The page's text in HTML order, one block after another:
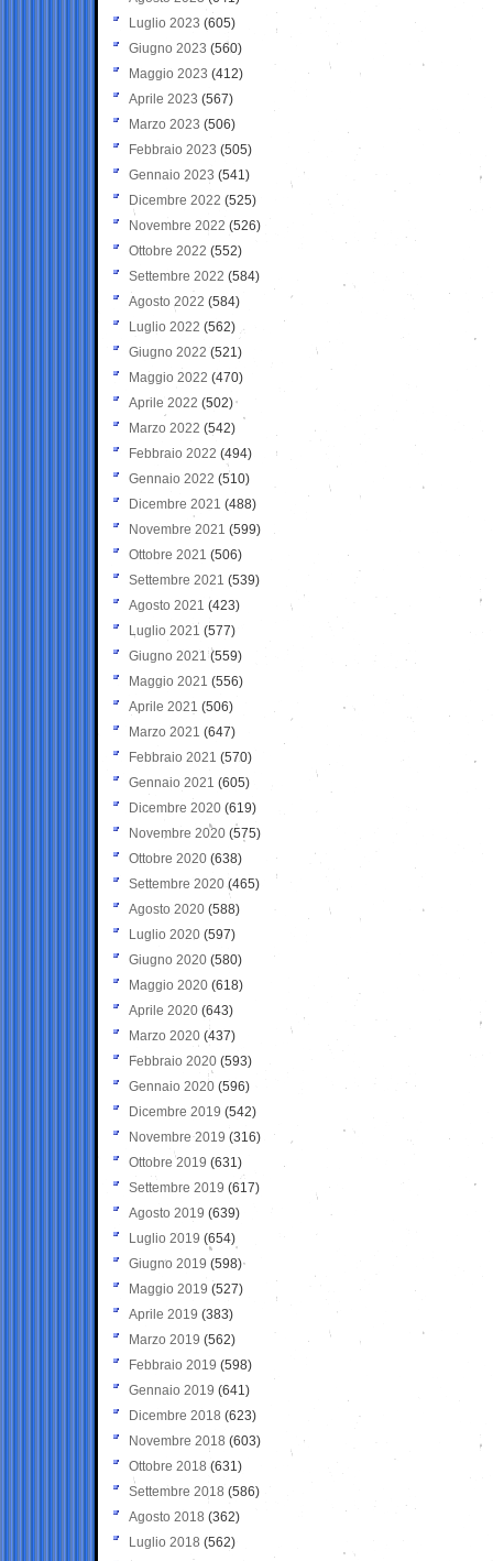
Luglio 2023 (605)
Giugno 2023 (560)
Maggio 2023 (412)
Aprile 2023 (567)
Marzo 2023 (506)
Febbraio 2023 (505)
Gennaio 2023 (541)
Dicembre 2022 (525)
Novembre 2022 (526)
Ottobre 2022 (552)
Settembre 2022 (584)
Agosto 2022 (584)
Luglio 2022 (562)
Giugno 2022 (521)
Maggio 2022 (470)
Aprile 2022 (502)
Marzo 2022 (542)
Febbraio 2022 (494)
Gennaio 2022 (510)
Dicembre 2021 (488)
Novembre 2021 (599)
Ottobre 2021 (506)
Settembre 2021 (539)
Agosto 2021 (423)
Luglio 2021 (577)
Giugno 2021(559)
Maggio 2021 (556)
Aprile 2021 (506)
Marzo 2021 (647)
Febbraio 2021 (570)
Gennaio 2021 (605)
Dicembre 2020 (619)
Novembre 2020 (575)
Ottobre 2020 (638)
Settembre 2020(465)
Agosto 2020 (588)
Luglio 2020 (597)
Giugno 2020 (580)
Maggio 2020 (618)
Aprile 2020 (643)
Marzo 2020 (437)
Febbraio 2020 (593)
Gennaio 2020 (596)
Dicembre 2019 (542)
Novembre 2019 (316)
Ottobre 2019 (631)
Settembre 2019 (617)
Agosto 2019 (639)
Luglio 2019 (654)
Giugno 2019 (598)
Maggio 2019 (527)
Aprile 2019 (383)
Marzo 2019 (562)
Febbraio 2019 (598)
Gennaio 2019 (641)
Dicembre 2018 (623)
Novembre 2018 (603)
Ottobre 2018 (631)
Settembre 2018 (586)
Agosto 2018 (362)
Luglio 2018 (562)